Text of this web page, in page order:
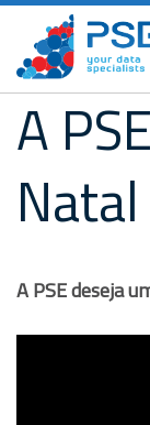
A
A PSE deseja